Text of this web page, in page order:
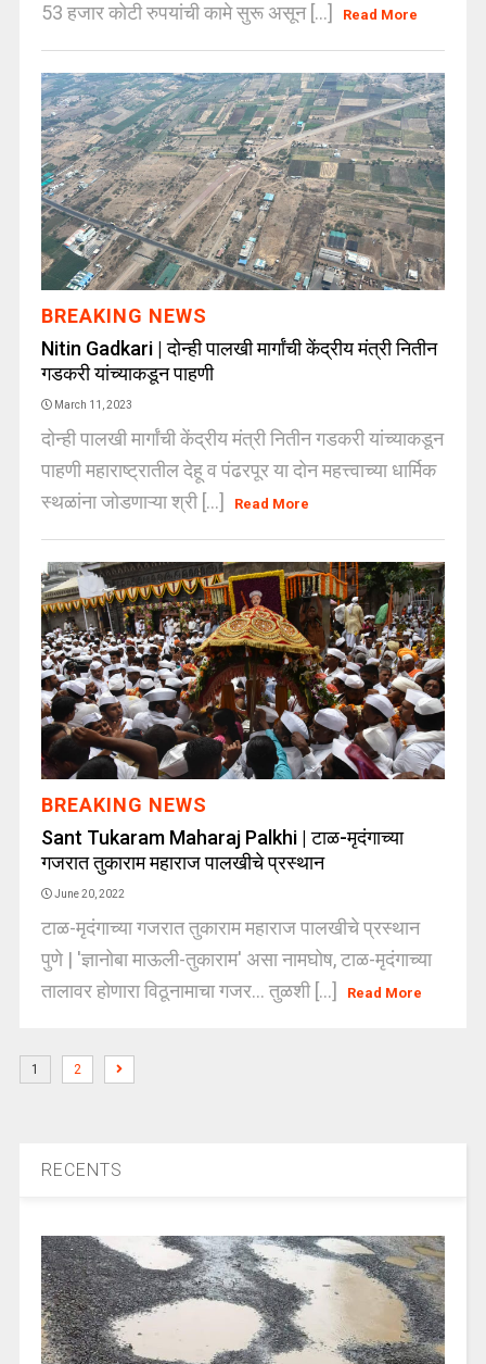
53 हजार कोटी रुपयांची कामे सुरू असून [...]
Read More
BREAKING NEWS
Nitin Gadkari | दोन्ही पालखी मार्गांची केंद्रीय मंत्री नितीन
गडकरी यांच्याकडून पाहणी
March 11, 2023
दोन्ही पालखी मार्गांची केंद्रीय मंत्री नितीन गडकरी यांच्याकडून
पाहणी महाराष्ट्रातील देहू व पंढरपूर या दोन महत्त्वाच्या धार्मिक
स्थळांना जोडणाऱ्या श्री [...]
Read More
BREAKING NEWS
Sant Tukaram Maharaj Palkhi | टाळ-मृदंगाच्या
गजरात तुकाराम महाराज पालखीचे प्रस्थान
June 20, 2022
टाळ-मृदंगाच्या गजरात तुकाराम महाराज पालखीचे प्रस्थान
पुणे | 'ज्ञानोबा माऊली-तुकाराम' असा नामघोष, टाळ-मृदंगाच्या
तालावर होणारा विठूनामाचा गजर... तुळशी [...]
Read More
1 2
RECENTS